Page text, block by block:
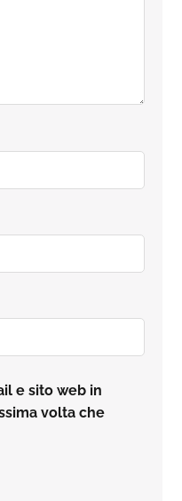
e sito web in
volta che